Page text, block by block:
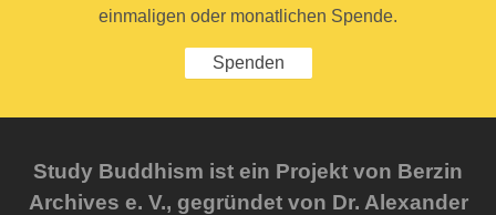
einmaligen oder monatlichen Spende.
Spenden
Study Buddhism ist ein Projekt von Berzin
Archives e. V., gegründet von Dr. Alexander